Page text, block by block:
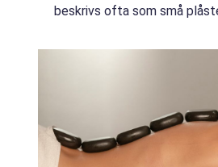
beskrivs ofta som små
läkemedel eller nålar.